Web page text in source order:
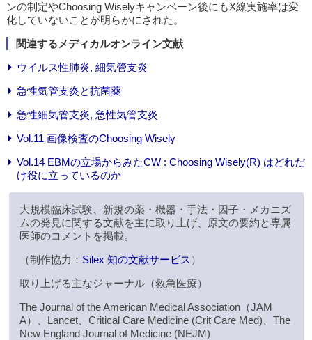
ンの制定やChoosing Wiselyキャンペーン後にもX線実施率は変
化していないことが明らかにされた。
関連するメディカルオンライン文献
ウイルス性肺炎, 細気管支炎
急性気管支炎と抗菌薬
急性細気管支炎, 急性気管支炎
Vol.11 画像検査のChoosing Wisely
Vol.14 EBMの立場からみたCW : Choosing Wisely(R) はどれだ
け役に立っているのか
大規模臨床試験、新規の薬・機器・手法・因子・メカニズ
ムの発見に関する文献を主に取り上げ、原文の要約と専属
医師のコメントを掲載。
（制作協力： Silex 知の文献サービス ）
取り上げる主なジャーナル（救急医療）
The Journal of the American Medical Association（JAM
A）、Lancet、Critical Care Medicine (Crit Care Med)、The
New England Journal of Medicine (NEJM)